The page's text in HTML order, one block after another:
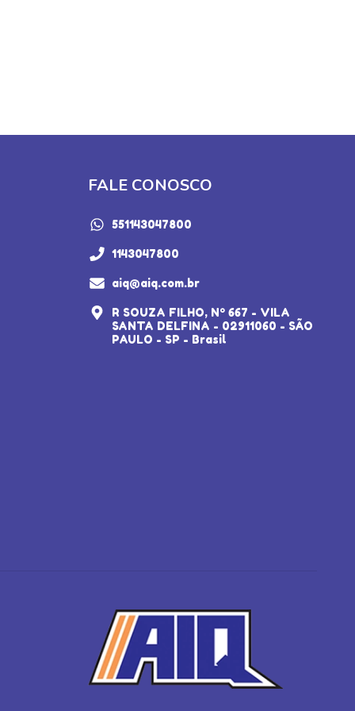
FALE CONOSCO
551143047800
1143047800
aiq@aiq.com.br
R SOUZA FILHO, Nº 667 - VILA
SANTA DELFINA - 02911060 - SÃO
PAULO - SP - Brasil